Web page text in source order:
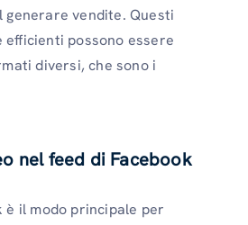
generare vendite. Questi
possono essere
diversi, che sono i
nel feed di Facebook
è il modo principale per